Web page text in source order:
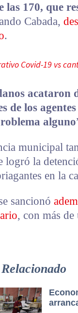
las 170, que
Cabada,
.
Covid-19 vs
acataron
de los
alguno
municipal
logró la
en la
sancionó
, con más